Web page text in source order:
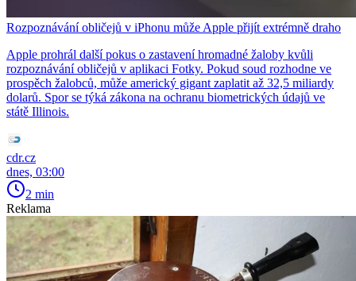
Rozpoznávání obličejů v iPhonu může Apple přijít extrémně draho
Apple prohrál další pokus o zastavení hromadné žaloby kvůli
rozpoznávání obličejů v aplikaci Fotky. Pokud soud rozhodne ve
prospěch žalobců, může americký gigant zaplatit až 32,5 miliardy
dolarů. Spor se týká zákona na ochranu biometrických údajů ve
státě Illinois.
cdr.cz
dnes, 03:00
2 min
Reklama